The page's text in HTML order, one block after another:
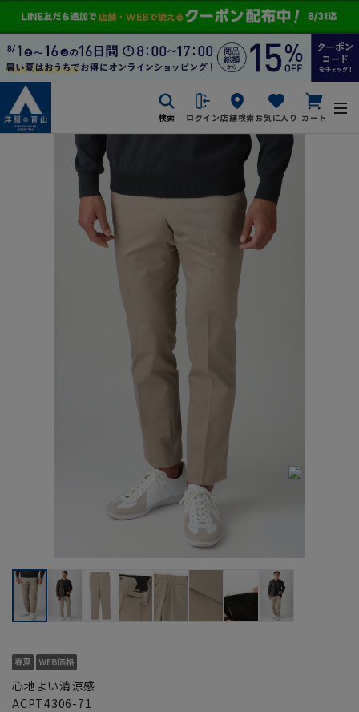
検索 ログイン店舗検索お気に入り カート
心地よい清涼感
ACPT4306-71